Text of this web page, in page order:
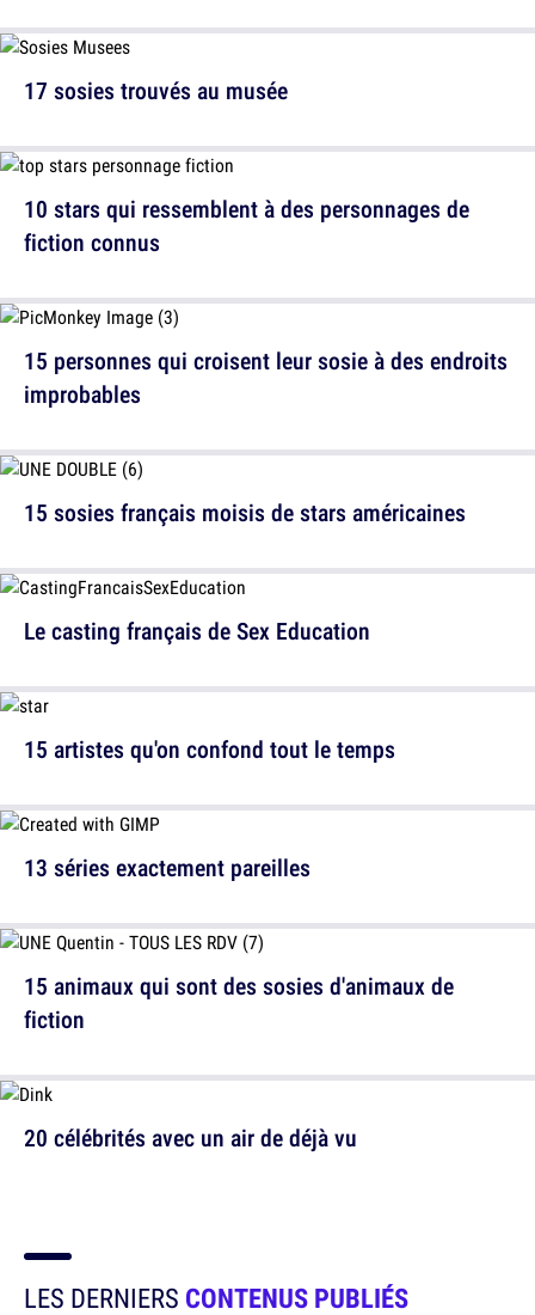
17 sosies trouvés au musée
15 personnes qui croisent leur sosie à des endroits
improbables
Le casting français de Sex Education
13 séries exactement pareilles
20 célébrités avec un air de déjà vu
10 stars qui ressemblent à des personnages de
fiction connus
15 sosies français moisis de stars américaines
15 artistes qu'on confond tout le temps
15 animaux qui sont des sosies d'animaux de
fiction
LES DERNIERS CONTENUS PUBLIÉS